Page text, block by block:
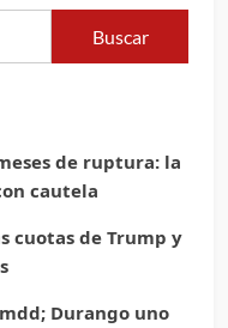
de ruptura: la
cautela
cuotas de Trump y
Durango uno